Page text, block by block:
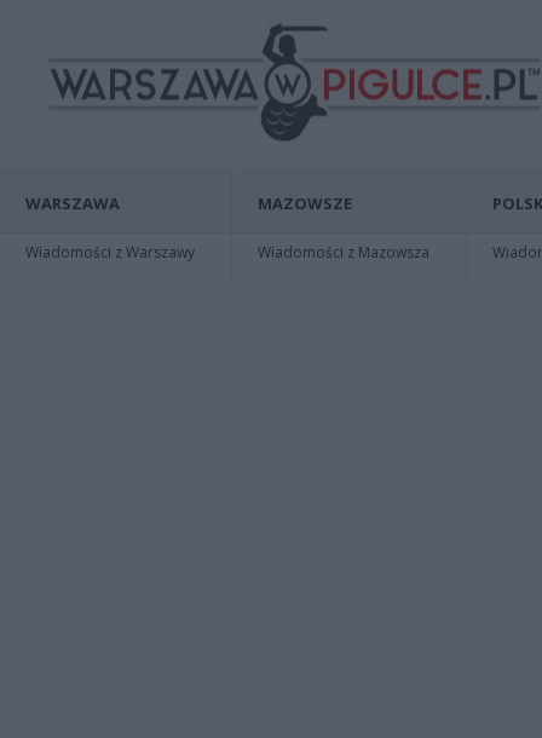
WARSZAWA
Wiadomości z Warszawy
MAZOWSZE
Wiadomości z Mazowsza